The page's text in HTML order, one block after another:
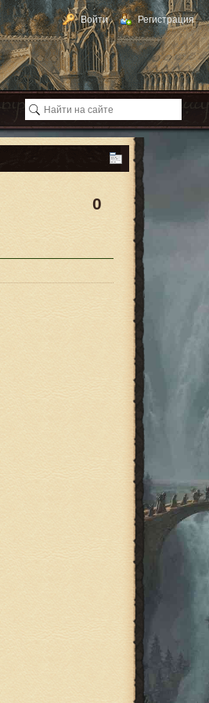
Войти Регистрация
0